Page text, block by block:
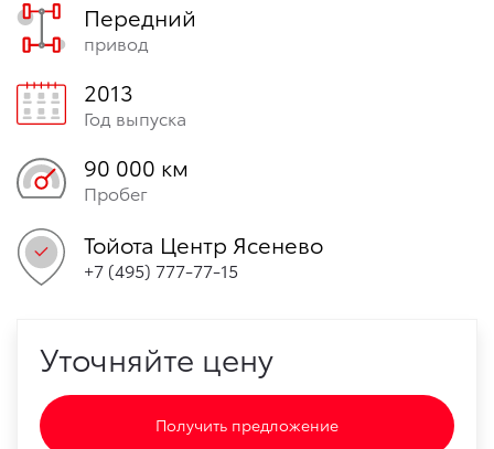
Передний
привод
2013
Год выпуска
90 000 км
Пробег
Тойота Центр Ясенево
+7 (495) 777-77-15
Уточняйте цену
Получить предложение